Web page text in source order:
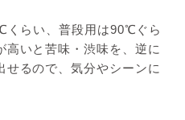
くらい、普段用は90℃ぐら
高いと苦味・渋味を、逆に
せるので、気分やシーンに